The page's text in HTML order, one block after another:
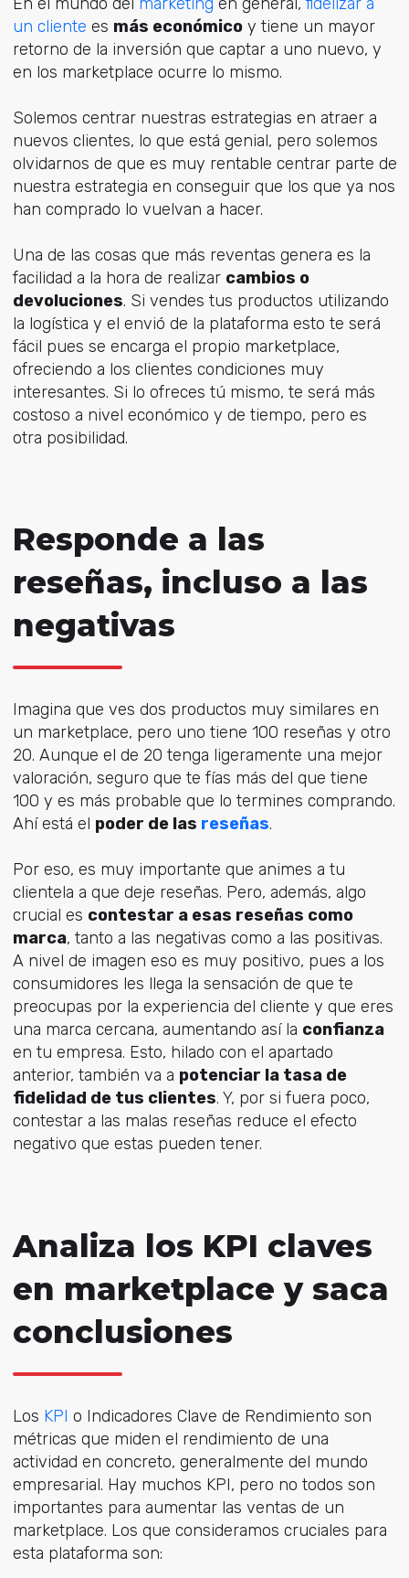
un cliente es más económicoy tiene un mayor
retorno de la inversión que captar a uno nuevo, y
en los marketplace ocurre lo mismo.
Solemos centrar nuestras estrategias en atraer a
nuevos clientes, lo que está genial, pero solemos
olvidarnos de que es muy rentable centrar parte de
nuestra estrategia en conseguir que los que ya nos
han comprado lo vuelvan a hacer.
Una de las cosas que más reventas genera es la
facilidad a la hora de realizar cambios o
devoluciones. Si vendes tus productos utilizando
la logística y el envió de la plataforma esto te será
fácil pues se encarga el propio marketplace,
ofreciendo a los clientes condiciones muy
interesantes. Si lo ofreces tú mismo, te será más
costoso a nivel económico y de tiempo, pero es
otra posibilidad.
Responde a las
reseñas, incluso a las
negativas
Imagina que ves dos productos muy similares en
un marketplace, pero uno tiene 100 reseñas y otro
20. Aunque el de 20 tenga ligeramente una mejor
valoración, seguro que te fías más del que tiene
100 y es más probable que lo termines comprando.
Ahí está el poder de las reseñas.
Por eso, es muy importante que animes a tu
clientela a que deje reseñas. Pero, además, algo
crucial es contestar a esas reseñas como
marca, tanto a las negativas como a las positivas.
A nivel de imagen eso es muy positivo, pues a los
consumidores les llega la sensación de que te
preocupas por la experiencia del cliente y que eres
una marca cercana, aumentando así la confianza
en tu empresa. Esto, hilado con el apartado
anterior, también va a potenciar la tasa de
fidelidad de tus clientes. Y, por si fuera poco,
contestar a las malas reseñas reduce el efecto
negativo que estas pueden tener.
Analiza los KPI claves
en marketplace y saca
conclusiones
Los KPI o Indicadores Clave de Rendimiento son
métricas que miden el rendimiento de una
actividad en concreto, generalmente del mundo
empresarial. Hay muchos KPI, pero no todos son
importantes para aumentar las ventas de un
marketplace. Los que consideramos cruciales para
esta plataforma son: